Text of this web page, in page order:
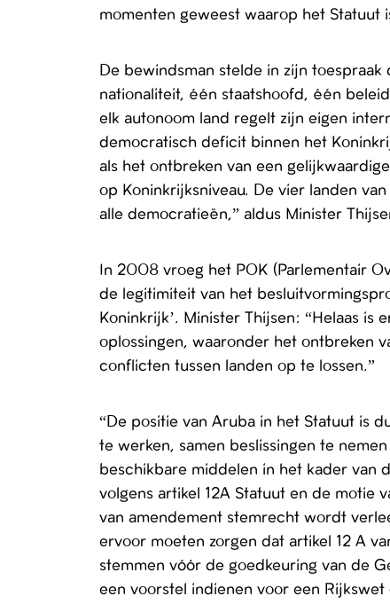
momenten geweest waarop het Statuut
De bewindsman stelde in zijn
nationaliteit, één staatshoofd, één
elk autonoom land regelt zijn eigen
democratisch deficit binnen het
als het ontbreken van een
op Koninkrijksniveau. De vier landen
alle democratieën,” aldus Minister
In 2008 vroeg het POK (Parlementair
de legitimiteit van het
Koninkrijk’. Minister Thijsen: “Helaas
oplossingen, waaronder het ontbreken
conflicten tussen landen op te lossen.”
“De positie van Aruba in het Statuut is
te werken, samen beslissingen te
beschikbare middelen in het kader van
volgens artikel 12A Statuut en de motie
van amendement stemrecht wordt
ervoor moeten zorgen dat artikel 12 A
stemmen vóór de goedkeuring van de
een voorstel indienen voor een